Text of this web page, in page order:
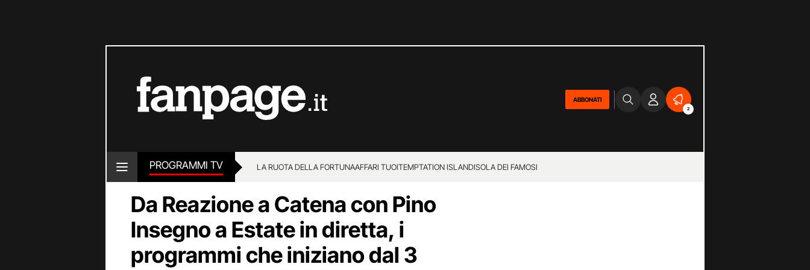
ABBONATI
2
PROGRAMMI TV LA RUOTA DELLA FORTUNAAFFARI TUOITEMPTATION ISLANDISOLA DEI FAMOSI
Da Reazione a Catena con Pino
Insegno a Estate in diretta, i
programmi che iniziano dal 3